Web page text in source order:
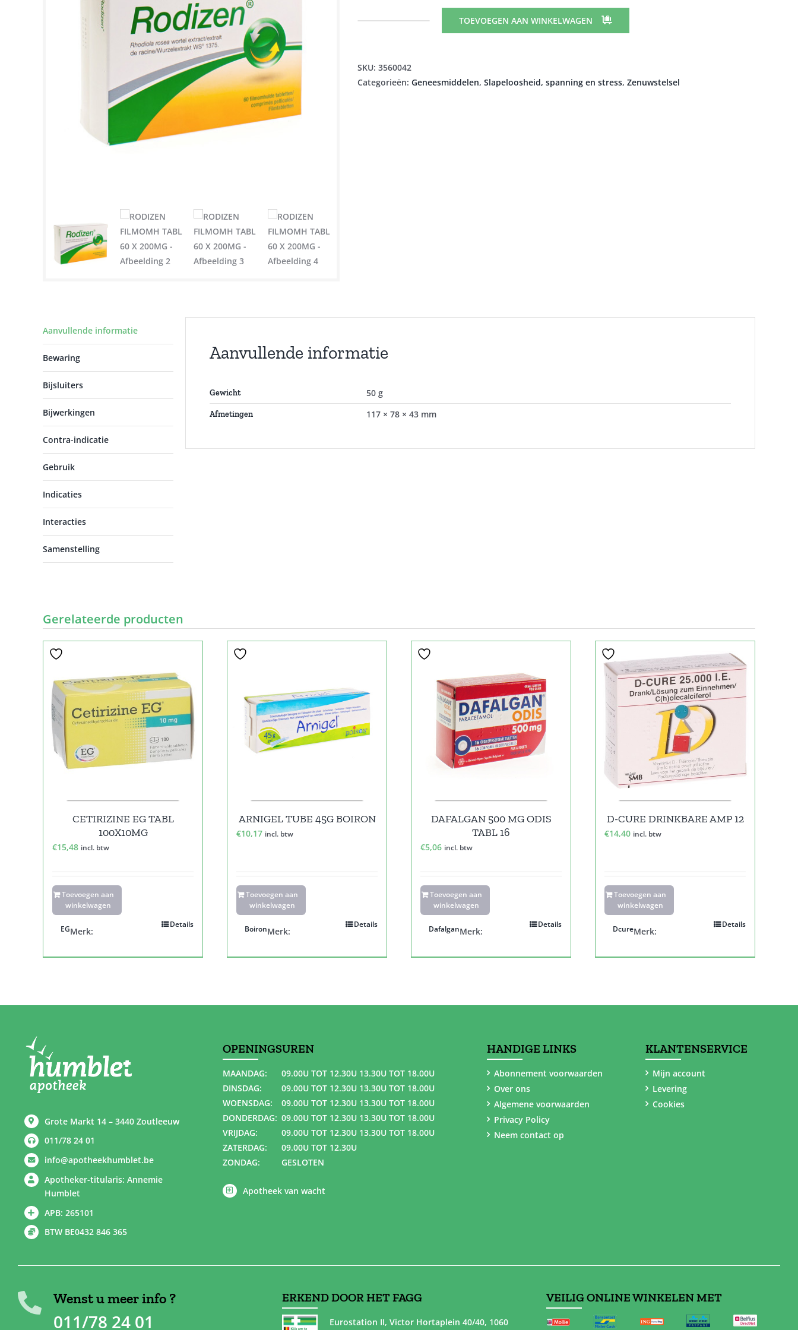
60
X
TOEVOEGEN AAN WINKELWAGEN
SKU: 3560042
Categorieën: Geneesmiddelen, Slapeloosheid, spanning en stress, Zenuwstelsel
Aanvullende informatie
Bewaring
Bijsluiters
Bijwerkingen
Contra-indicatie
Gebruik
Indicaties
Interacties
Samenstelling
Aanvullende informatie
Gewicht 50 g
Afmetingen 117 × 78 × 43 mm
Gerelateerde producten
CETIRIZINE EG TABL
100X10MG
€15,48 incl. btw
Toevoegen aan
winkelwagen
Details
Merk:
EG
ARNIGEL TUBE 45G BOIRON
€10,17 incl. btw
Toevoegen aan
winkelwagen
Details
Merk:
Boiron
DAFALGAN 500 MG ODIS
TABL 16
€5,06 incl. btw
Toevoegen aan
winkelwagen
Details
Merk:
Dafalgan
D-CURE DRINKBARE AMP 12
€14,40 incl. btw
Toevoegen aan
winkelwagen
Details
Merk:
Dcure
Grote Markt 14 – 3440 Zoutleeuw
011/78 24 01
info@apotheekhumblet.be
Apotheker-titularis: Annemie
Humblet
APB: 265101
BTW BE0432 846 365
OPENINGSUREN
MAANDAG:
09.00U TOT 12.30U 13.30U TOT 18.00U
DINSDAG:
09.00U TOT 12.30U 13.30U TOT 18.00U
WOENSDAG:
09.00U TOT 12.30U 13.30U TOT 18.00U
DONDERDAG: 09.00U TOT 12.30U 13.30U TOT 18.00U
VRIJDAG:
09.00U TOT 12.30U 13.30U TOT 18.00U
ZATERDAG:
09.00U TOT 12.30U
ZONDAG:
GESLOTEN
Apotheek van wacht
HANDIGE LINKS
Abonnement voorwaarden
Over ons
Algemene voorwaarden
Privacy Policy
Neem contact op
KLANTENSERVICE
Mijn account
Levering
Cookies
Wenst u meer info ?
011/78 24 01
ERKEND DOOR HET FAGG
Eurostation II, Victor Hortaplein 40/40, 1060
VEILIG ONLINE WINKELEN MET